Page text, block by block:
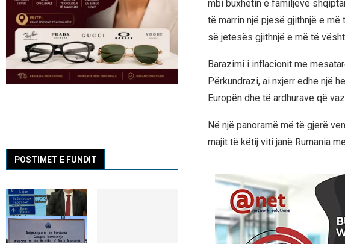
mbi buxhetin e familjeve
të marrin një pjesë gjithnjë e
së jetesës gjithnjë e më të
Barazimi i inflacionit me
Përkundrazi, ai nxjerr edhe një
Europën dhe të ardhurave që
Në një panoramë më të gjerë
majit të këtij viti janë Rumania
POSTIMET E FUNDIT